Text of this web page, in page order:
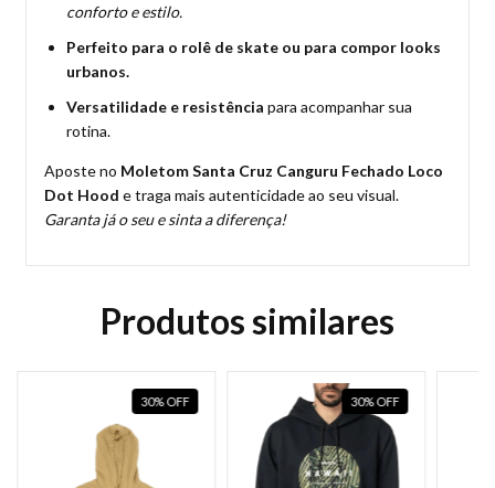
conforto e estilo.
Perfeito para o rolê de skate ou para compor looks
urbanos.
Versatilidade e resistência para acompanhar sua
rotina.
Aposte no Moletom Santa Cruz Canguru Fechado Loco
Dot Hood e traga mais autenticidade ao seu visual.
Garanta já o seu e sinta a diferença!
Produtos similares
30%OFF 30%OFF